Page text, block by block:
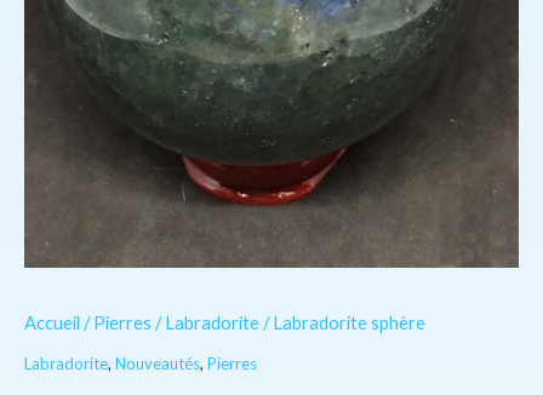
Accueil /Pierres /Labradorite/ Labradorite sphère
Labradorite, Nouveautés, Pierres